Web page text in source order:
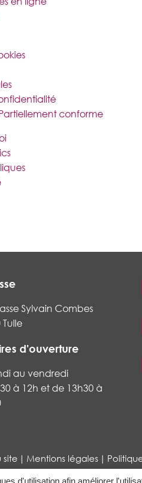
d'utilisation afin améliorer
conforme
Sylvain Combes
Tulle
d'ouverture
au vendredi
à 12h et de 13h30 à
site Mentions légales